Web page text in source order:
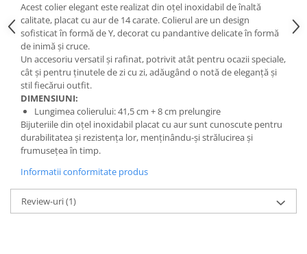
Acest colier elegant este realizat din oțel inoxidabil de înaltă
calitate, placat cu aur de 14 carate. Colierul are un design
sofisticat în formă de Y, decorat cu pandantive delicate în formă
de inimă și cruce.
Un accesoriu versatil și rafinat, potrivit atât pentru ocazii speciale,
cât și pentru ținutele de zi cu zi, adăugând o notă de eleganță și
stil fiecărui outfit.
DIMENSIUNI:
Lungimea colierului: 41,5 cm + 8 cm prelungire
Bijuteriile din oțel inoxidabil placat cu aur sunt cunoscute pentru
durabilitatea și rezistența lor, menținându-și strălucirea și
frumusețea în timp.
Informatii conformitate produs
Review-uri(1)